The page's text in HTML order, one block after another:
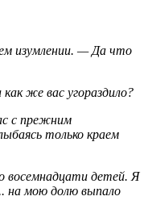
изумлении. — Да что
же вас угораздило?
с прежним
только краем
детей. Я
на мою долю выпало